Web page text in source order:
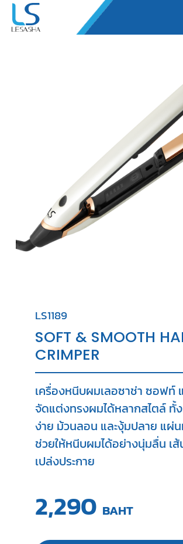
LS1189
SOFT & SMOOTH
CRIMPER
เครื่องหนีบผมเลอซาช่า ซอฟท์
จัดแต่งทรงผมได้หลากสไตล์ ทั้
ง่าย ม้วนลอน และงุ้มปลาย แผ่
ช่วยให้หนีบผมได้อย่างนุ่มลื่น เส้
เปล่งประกาย
2,290 BAHT